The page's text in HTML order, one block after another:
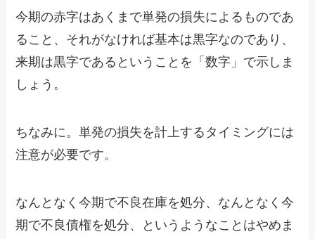
今期の赤字はあくまで単発の損失によるものであ
ること、それがなければ基本は黒字なのであり、
来期は黒字であるということを「数字」で示しま
しょう。
ちなみに。単発の損失を計上するタイミングには
注意が必要です。
なんとなく今期で不良在庫を処分、なんとなく今
期で不良債権を処分、というようなことはやめま